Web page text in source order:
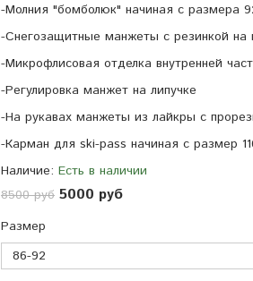
-Молния "бомболюк" начиная с размера
-Снегозащитные манжеты с резинкой на
-Микрофлисовая отделка внутренней
-Регулировка манжет на липучке
-На рукавах манжеты из лайкры с
-Карман для ski-pass начиная с размер
Наличие: Есть в наличии
8500 руб 5000 руб
Размер